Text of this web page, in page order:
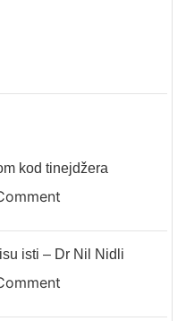
kod tinejdžera
isti – Dr Nil Nidli